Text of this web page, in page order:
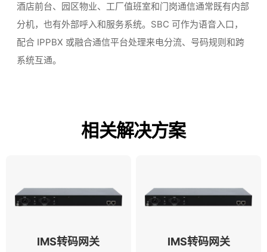
酒店前台、园区物业、工厂值班室和门岗通信通常既有内部
分机，也有外部呼入和服务系统。SBC 可作为语音入口，
配合 IPPBX 或融合通信平台处理来电分流、号码规则和跨
系统互通。
相关解决方案
IMS转码网关
IMS转码网关